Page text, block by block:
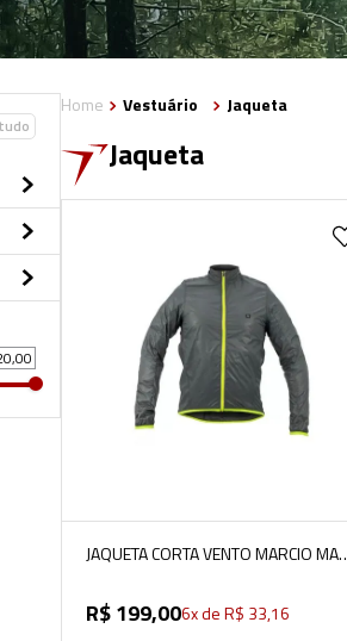
Vestuário Jaqueta
Jaqueta
JAQUETA CORTA VENTO MARCIO MAY
R$199,006x deR$ 33,16